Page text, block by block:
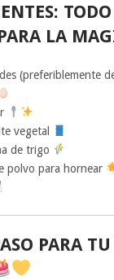
LA
(preferiblemente
vegetal
de trigo
polvo para hornear
PARA